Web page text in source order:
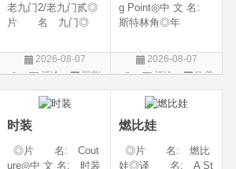
老九门2/老九门贰◎
片 名 九门◎
产 地 中国大陆
◎类 别 剧情 /
言 汉语普通话◎上
映日期 2026-07
2026-08-07
评论
国剧
g Point◎中 文 名:
斯特林角◎年
地: 美国◎类
别: 剧情◎语
期: 2026-08-05(美
国)◎IMDb评分: 6
2026-08-07
评论
欧美
剧
时装
◎片 名: Cout
ure◎中 文 名: 时装
燃比娃
◎片 名: 燃比
娃◎译 名: A St